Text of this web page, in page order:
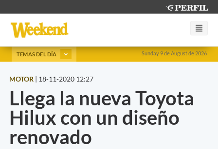
Sunday 9 de August de 2026
TEMAS DEL DÍA
MOTOR | 18-11-2020 12:27
Llega la nueva Toyota
Hilux con un diseño
renovado